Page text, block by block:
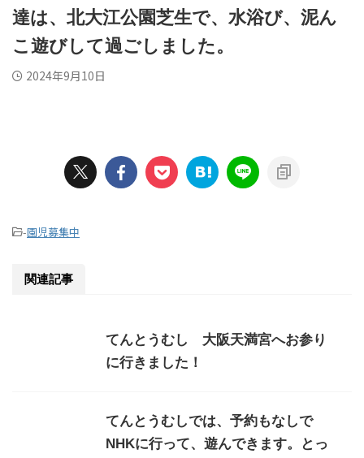
達は、北大江公園芝生で、水浴び、泥ん
こ遊びして過ごしました。
2024年9月10日
-園児募集中
関連記事
てんとうむし 大阪天満宮へお参り
に行きました！
てんとうむしでは、予約もなしで
NHKに行って、遊んできます。とっ